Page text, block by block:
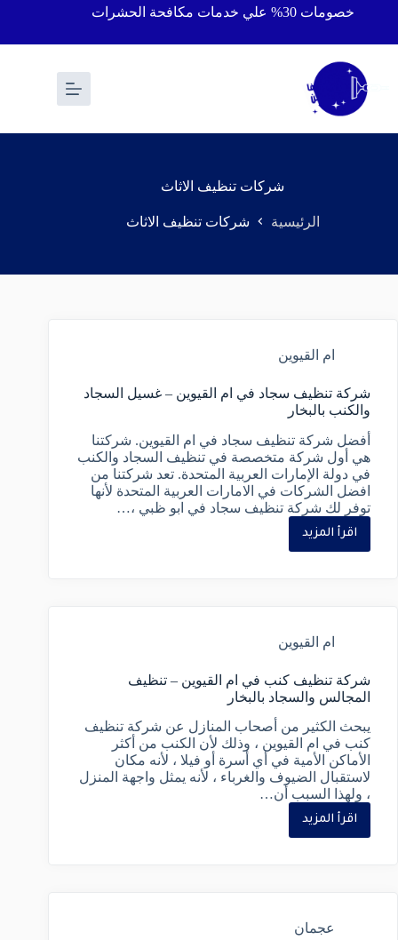
خصومات 30% علي خدمات مكافحة الحشرات
شركات تنظيف الاثاث
الرئيسية شركات تنظيف الاثاث
ام القيوين
شركة تنظيف سجاد في ام القيوين – غسيل السجاد
والكنب بالبخار
أفضل شركة تنظيف سجاد في ام القيوين. شركتنا
هي أول شركة متخصصة في تنظيف السجاد والكنب
في دولة الإمارات العربية المتحدة. تعد شركتنا من
افضل الشركات في الامارات العربية المتحدة لأنها
توفر لك شركة تنظيف سجاد في ابو ظبي ،…
اقرأ المزيد
ام القيوين
شركة تنظيف كنب في ام القيوين – تنظيف
المجالس والسجاد بالبخار
يبحث الكثير من أصحاب المنازل عن شركة تنظيف
كنب في ام القيوين ، وذلك لأن الكنب من أكثر
الأماكن الأمية في أي أسرة أو فيلا ، لأنه مكان
لاستقبال الضيوف والغرباء ، لأنه يمثل واجهة المنزل
، ولهذا السبب أن…
اقرأ المزيد
عجمان